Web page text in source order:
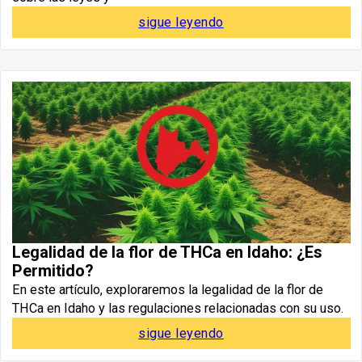
sigue leyendo
Legalidad de la flor de THCa en Idaho: ¿Es
Permitido?
En este artículo, exploraremos la legalidad de la flor de
THCa en Idaho y las regulaciones relacionadas con su uso.
sigue leyendo